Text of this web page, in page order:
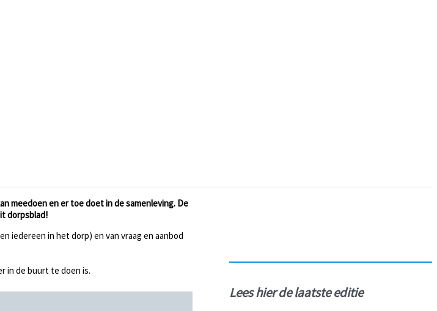
meedoen en er toe doet in de samenleving. De
dorpsblad!
iedereen in het dorp) en van vraag en aanbod
in de buurt te doen is.
Lees hier de laatste editie